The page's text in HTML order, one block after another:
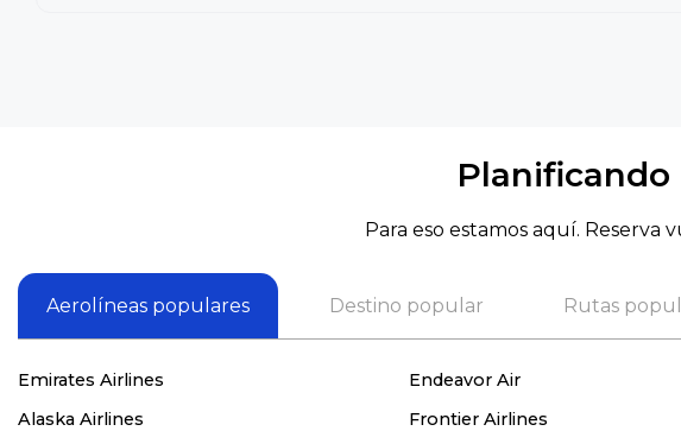
Planificando
Para eso estamos aquí. Reserva
Aerolíneas populares Destino popular Rutas
Emirates Airlines Endeavor Air
Alaska Airlines
Frontier Airlines